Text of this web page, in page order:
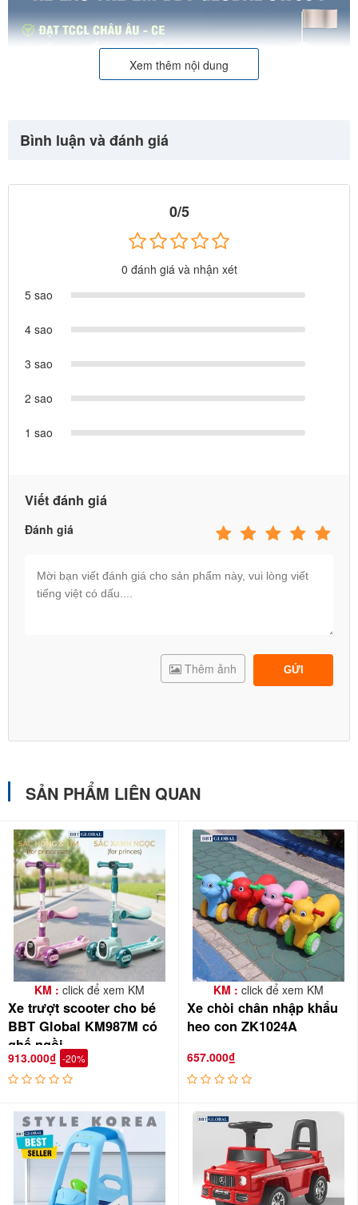
Xem thêm nội dung
Bình luận và đánh giá
0/5
0 đánh giá và nhận xét
5 sao
4 sao
3 sao
2 sao
1 sao
Viết đánh giá
Đánh giá
GỬI
Thêm ảnh
SẢN PHẨM LIÊN QUAN
KM : click để xem KM
Xe trượt scooter cho bé
BBT Global KM987M có
ghế ngồi
913.000₫ -20%
KM : click để xem KM
Xe chòi chân nhập khẩu
heo con ZK1024A
657.000₫